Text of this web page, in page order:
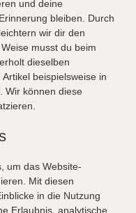
und deine
bleiben. Durch
wir dir den
musst du beim
dieselben
beispielsweise in
Wir können diese
um das Website-
Mit diesen
in die Nutzung
Erlaubnis, analytische